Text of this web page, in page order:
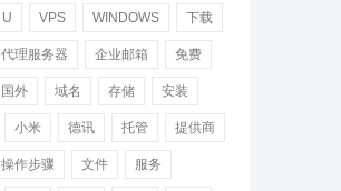
U VPS WINDOWS 下载
代理服务器 企业邮箱 免费
国外 域名 存储 安装
小米 德讯 托管 提供商
操作步骤 文件 服务